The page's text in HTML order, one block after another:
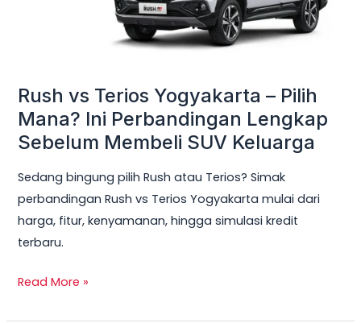
Rush vs Terios Yogyakarta – Pilih
Mana? Ini Perbandingan Lengkap
Sebelum Membeli SUV Keluarga
Sedang bingung pilih Rush atau Terios? Simak
perbandingan Rush vs Terios Yogyakarta mulai dari
harga, fitur, kenyamanan, hingga simulasi kredit
terbaru.
Membeli
SUV
Keluarga
Read More »